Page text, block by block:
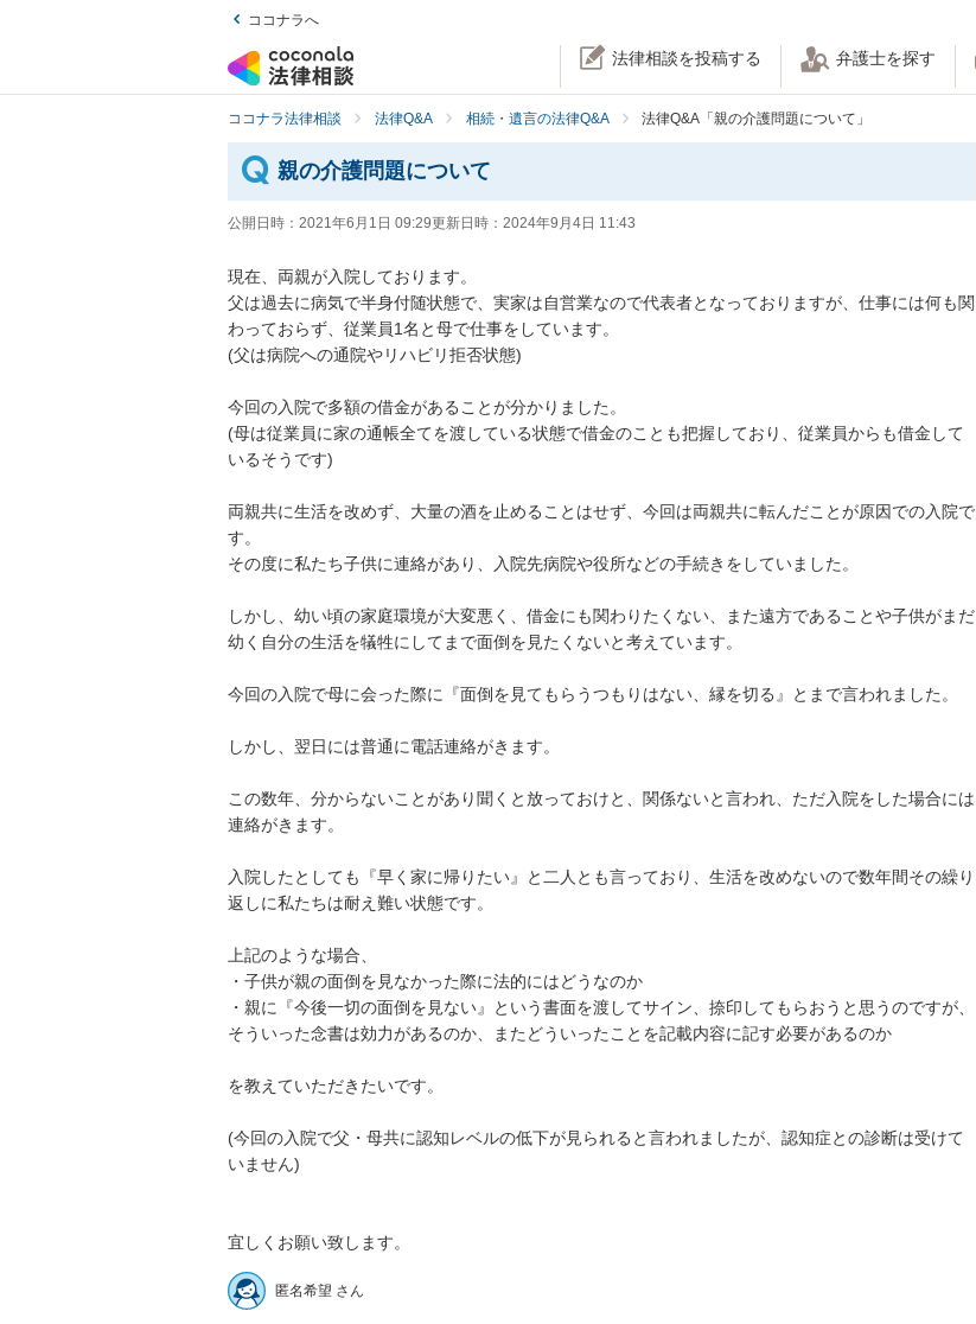
ココナラへ
法律相談を投稿する 弁護士を探す
ココナラ法律相談 法律Q&A 相続・遺言の法律Q&A 法律Q&A「親の介護問題について」
親の介護問題について
公開日時： 2021年6月1日 09:29更新日時： 2024年9月4日 11:43
現在、両親が入院しております。
父は過去に病気で半身付随状態で、実家は自営業なので代表者となっておりますが、仕事には何も関
わっておらず、従業員1名と母で仕事をしています。
(父は病院への通院やリハビリ拒否状態)
今回の入院で多額の借金があることが分かりました。
(母は従業員に家の通帳全てを渡している状態で借金のことも把握しており、従業員からも借金して
いるそうです)
両親共に生活を改めず、大量の酒を止めることはせず、今回は両親共に転んだことが原因での入院で
す。
その度に私たち子供に連絡があり、入院先病院や役所などの手続きをしていました。
しかし、幼い頃の家庭環境が大変悪く、借金にも関わりたくない、また遠方であることや子供がまだ
幼く自分の生活を犠牲にしてまで面倒を見たくないと考えています。
今回の入院で母に会った際に『面倒を見てもらうつもりはない、縁を切る』とまで言われました。
しかし、翌日には普通に電話連絡がきます。
この数年、分からないことがあり聞くと放っておけと、関係ないと言われ、ただ入院をした場合には
連絡がきます。
入院したとしても『早く家に帰りたい』と二人とも言っており、生活を改めないので数年間その繰り
返しに私たちは耐え難い状態です。
上記のような場合、
・子供が親の面倒を見なかった際に法的にはどうなのか
・親に『今後一切の面倒を見ない』という書面を渡してサイン、捺印してもらおうと思うのですが、
そういった念書は効力があるのか、またどういったことを記載内容に記す必要があるのか
を教えていただきたいです。
(今回の入院で父・母共に認知レベルの低下が見られると言われましたが、認知症との診断は受けて
いません)
宜しくお願い致します。
匿名希望 さん